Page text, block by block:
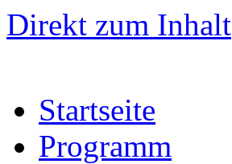
Direkt zum Inhalt
Startseite
Programm